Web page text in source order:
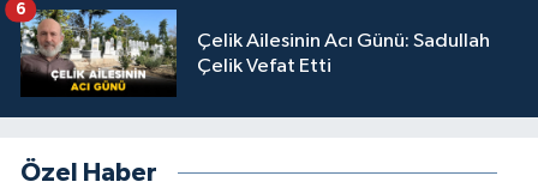
Çelik Ailesinin Acı Günü: Sadullah
Çelik Vefat Etti
6
Özel Haber